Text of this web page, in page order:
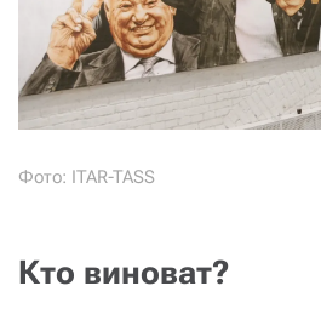
Фото: ITAR-TASS
Кто виноват?